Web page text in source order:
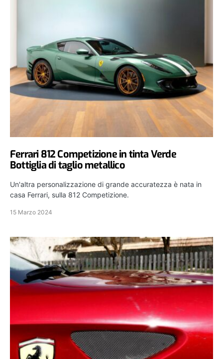
Ferrari 812 Competizione in tinta Verde
Bottiglia di taglio metallico
Un'altra personalizzazione di grande accuratezza è nata in
casa Ferrari, sulla 812 Competizione.
15 Marzo 2024